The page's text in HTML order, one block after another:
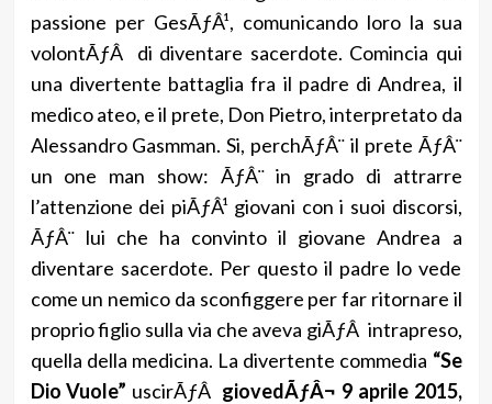
passione per GesÃƒÂ¹, comunicando loro la sua
volontÃƒÂ di diventare sacerdote. Comincia qui
una divertente battaglia fra il padre di Andrea, il
medico ateo, e il prete, Don Pietro, interpretato da
Alessandro Gasmman. Si, perchÃƒÂ¨ il prete ÃƒÂ¨
un one man show: ÃƒÂ¨ in grado di attrarre
l’attenzione dei piÃƒÂ¹ giovani con i suoi discorsi,
ÃƒÂ¨ lui che ha convinto il giovane Andrea a
diventare sacerdote. Per questo il padre lo vede
come un nemico da sconfiggere per far ritornare il
proprio figlio sulla via che aveva giÃƒÂ intrapreso,
quella della medicina. La divertente commedia “Se
Dio Vuole” uscirÃƒÂ giovedÃƒÂ¬ 9 aprile 2015,